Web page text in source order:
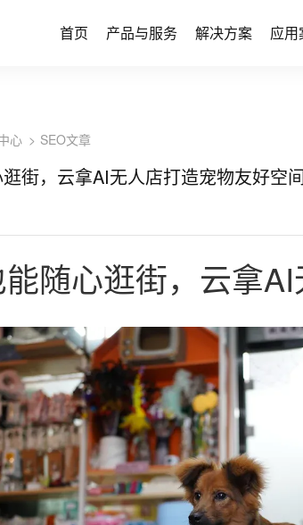
首页 产品与服务 解决方案 应用
心 SEO文章
街，云拿AI无人店打造宠物友好空
随心逛街，云拿